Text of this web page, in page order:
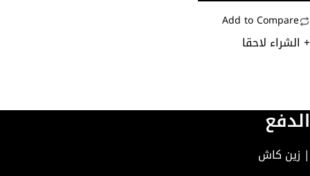
Add to Compare
الشراء لاحقا
كاش